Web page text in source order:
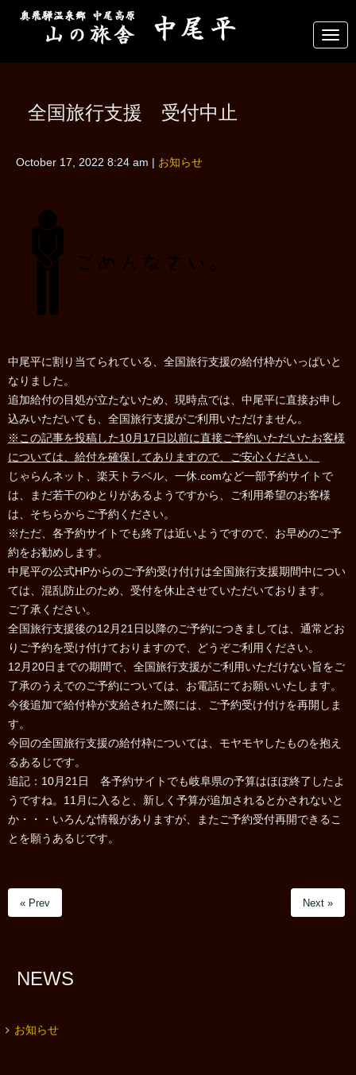
N
a
v
全国旅行支援 受付中止
October 17, 2022 8:24 am お知らせ
中尾平に割り当てられている、全国旅行支援の給付枠がいっぱいと
なりました。
追加給付の目処が立たないため、現時点では、中尾平に直接お申し
込みいただいても、全国旅行支援がご利用いただけません。
※この記事を投稿した10月17日以前に直接ご予約いただいたお客様
については、給付を確保してありますので、ご安心ください。
じゃらんネット、楽天トラベル、一休.comなど一部予約サイトで
は、まだ若干のゆとりがあるようですから、ご利用希望のお客様
は、そちらからご予約ください。
※ただ、各予約サイトでも終了は近いようですので、お早めのご予
約をお勧めします。
中尾平の公式HPからのご予約受け付けは全国旅行支援期間中につい
ては、混乱防止のため、受付を休止させていただいております。
ご了承ください。
全国旅行支援後の12月21日以降のご予約につきましては、通常どお
りご予約を受け付けておりますので、どうぞご利用ください。
12月20日までの期間で、全国旅行支援がご利用いただけない旨をご
了承のうえでのご予約については、お電話にてお願いいたします。
今後追加で給付枠が支給された際には、ご予約受け付けを再開しま
す。
今回の全国旅行支援の給付枠については、モヤモヤしたものを抱え
るあるじです。
追記：10月21日 各予約サイトでも岐阜県の予算はほぼ終了したよ
うですね。11月に入ると、新しく予算が追加されるとかされないと
か・・・いろんな情報がありますが、またご予約受付再開できるこ
とを願うあるじです。
« Prev Next »
NEWS
お知らせ